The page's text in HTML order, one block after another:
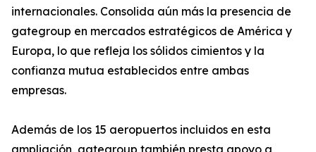
internacionales. Consolida aún más la presencia de
gategroup en mercados estratégicos de América y
Europa, lo que refleja los sólidos cimientos y la
confianza mutua establecidos entre ambas
empresas.
Además de los 15 aeropuertos incluidos en esta
ampliación, gategroup también presta apoyo a